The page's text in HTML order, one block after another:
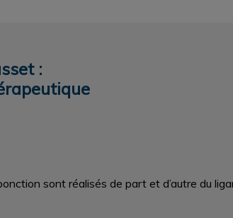
:
sont réalisés de part et d’autre du